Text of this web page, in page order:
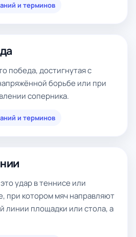
и терминов
победа, достигнутая с
борьбе или при
соперника.
и терминов
удар в теннисе или
при котором мяч направляют
линии площадки или стола, а